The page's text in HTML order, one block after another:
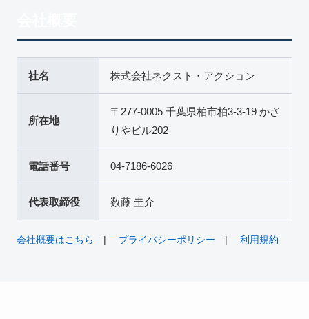
社名 株式会社ネクスト・アクション
所在地
〒277-0005 千葉県柏市柏3-3-19 かざ
りやビル202
電話番号 04-7186-6026
代表取締役 数藤 圭介
会社概要はこちら | プライバシーポリシー | 利用規約